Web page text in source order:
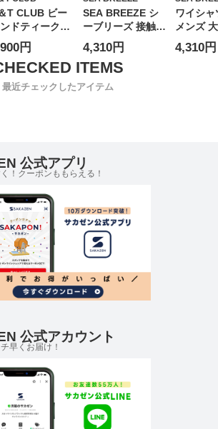
T CLUB ビー
ドティークラ
形態安定 ボタ
ウン ワイシャ
半袖
円
SEA BREEZE シ
ーブリーズ 接触冷
感＆高通気 ひんや
り爽快 ボタンダウ
ン 半袖ワイシャツ
大きいサイズ メン
ズ ビジネス Yシャ
4,310円
ワイシ
メンズ
ズ 接触
安定 吸
4,310円
最近チェックしたアイテム
公式アプリ
！クーポンももらえる！
公式アカウント
早くお届け！